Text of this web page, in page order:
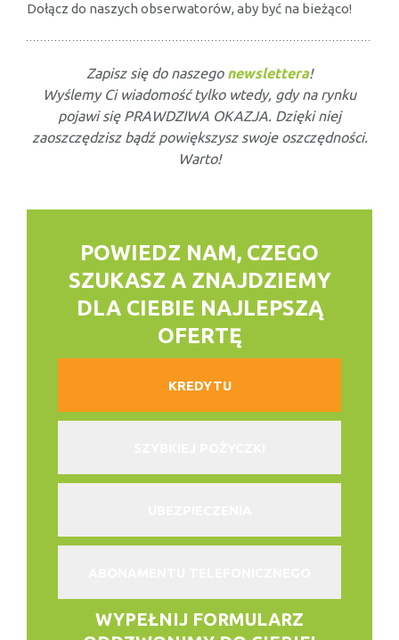
Dołącz do naszych obserwatorów, aby być na bieżąco!
Zapisz się do naszego newslettera!
Wyślemy Ci wiadomość tylko wtedy, gdy na rynku
pojawi się PRAWDZIWA OKAZJA. Dzięki niej
zaoszczędzisz bądź powiększysz swoje oszczędności.
Warto!
POWIEDZ NAM, CZEGO
SZUKASZ A ZNAJDZIEMY
DLA CIEBIE NAJLEPSZĄ
OFERTĘ
KREDYTU
WYPEŁNIJ FORMULARZ